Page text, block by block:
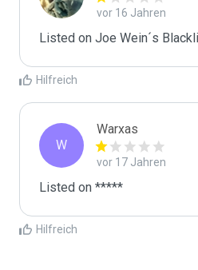
vor 16 Jahren
Listed on Joe Wein´s
Hilfreich
W
Warxas
vor 17 Jahren
Listed on *****
Hilfreich